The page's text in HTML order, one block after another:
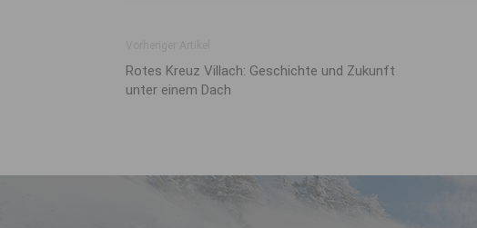
Rotes Kreuz Villach: Geschichte und Zukunft
unter einem Dach